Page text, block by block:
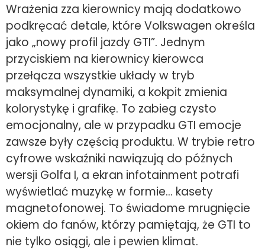
Wrażenia zza kierownicy mają dodatkowo
podkręcać detale, które Volkswagen określa
jako „nowy profil jazdy GTI”. Jednym
przyciskiem na kierownicy kierowca
przełącza wszystkie układy w tryb
maksymalnej dynamiki, a kokpit zmienia
kolorystykę i grafikę. To zabieg czysto
emocjonalny, ale w przypadku GTI emocje
zawsze były częścią produktu. W trybie retro
cyfrowe wskaźniki nawiązują do późnych
wersji Golfa I, a ekran infotainment potrafi
wyświetlać muzykę w formie… kasety
magnetofonowej. To świadome mrugnięcie
okiem do fanów, którzy pamiętają, że GTI to
nie tylko osiągi, ale i pewien klimat.